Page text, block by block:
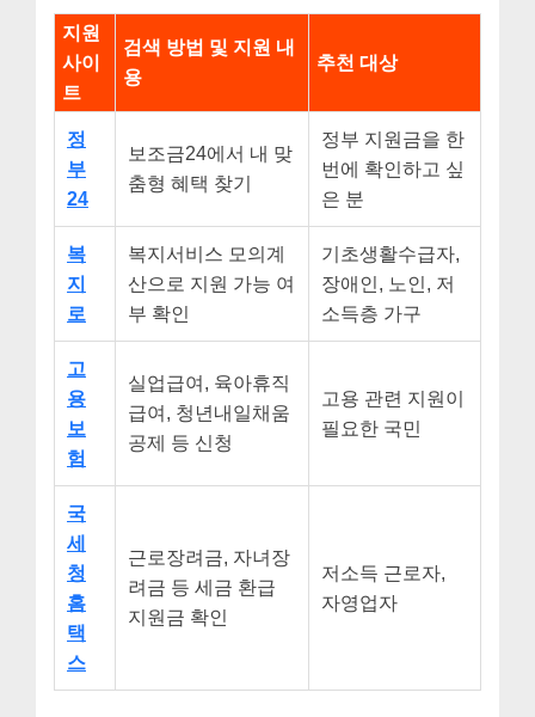
지원
사이
트
검색 방법 및 지원 내
용
추천 대상
정
부
24
보조금24에서 내 맞
춤형 혜택 찾기
정부 지원금을 한
번에 확인하고 싶
은 분
복
지
로
복지서비스 모의계
산으로 지원 가능 여
부 확인
기초생활수급자,
장애인, 노인, 저
소득층 가구
고
용
보
험
실업급여, 육아휴직
급여, 청년내일채움
공제 등 신청
고용 관련 지원이
필요한 국민
국
세
청
홈
택
스
근로장려금, 자녀장
려금 등 세금 환급
지원금 확인
저소득 근로자,
자영업자